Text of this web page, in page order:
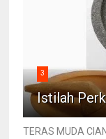
3
Istilah
TERAS MUDA